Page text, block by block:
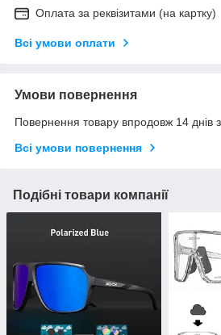
Оплата за реквізитами (на картку)
Всі умови оплати
Умови повернення
Повернення товару впродовж 14 днів
Всі умови повернення
Подібні товари компанії